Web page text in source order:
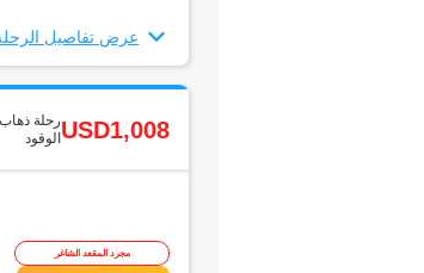
عرض تفاصيل
رحلة
الوقودUSD1,008
مجرد المقعد الشاغر